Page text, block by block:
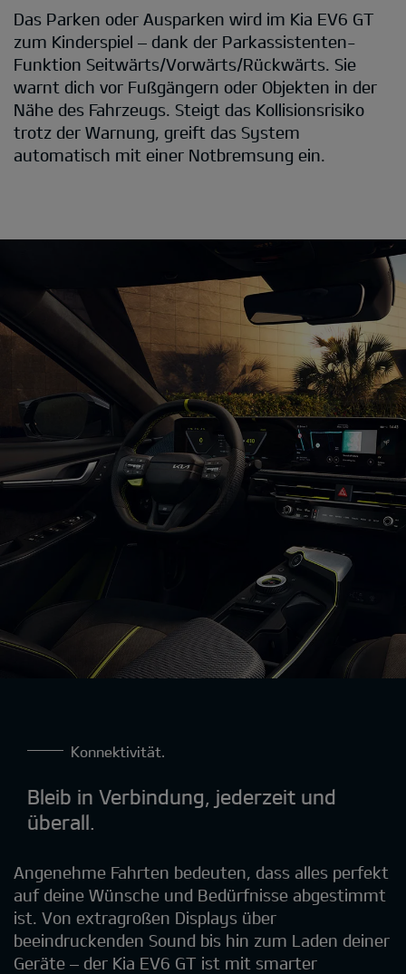
Das Parken oder Ausparken wird im Kia EV6 GT
zum Kinderspiel – dank der Parkassistenten-
Funktion Seitwärts/Vorwärts/Rückwärts. Sie
warnt dich vor Fußgängern oder Objekten in der
Nähe des Fahrzeugs. Steigt das Kollisionsrisiko
trotz der Warnung, greift das System
automatisch mit einer Notbremsung ein.
Konnektivität.
Bleib in Verbindung, jederzeit und
überall.
Angenehme Fahrten bedeuten, dass alles perfekt
auf deine Wünsche und Bedürfnisse abgestimmt
ist. Von extragroßen Displays über
beeindruckenden Sound bis hin zum Laden deiner
Geräte – der Kia EV6 GT ist mit smarter